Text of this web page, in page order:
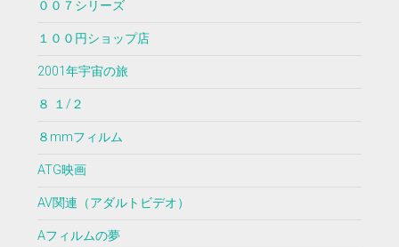
００７シリーズ
１００円ショップ店
2001年宇宙の旅
８ １/２
８mmフィルム
ATG映画
AV関連（アダルトビデオ）
Aフィルムの夢